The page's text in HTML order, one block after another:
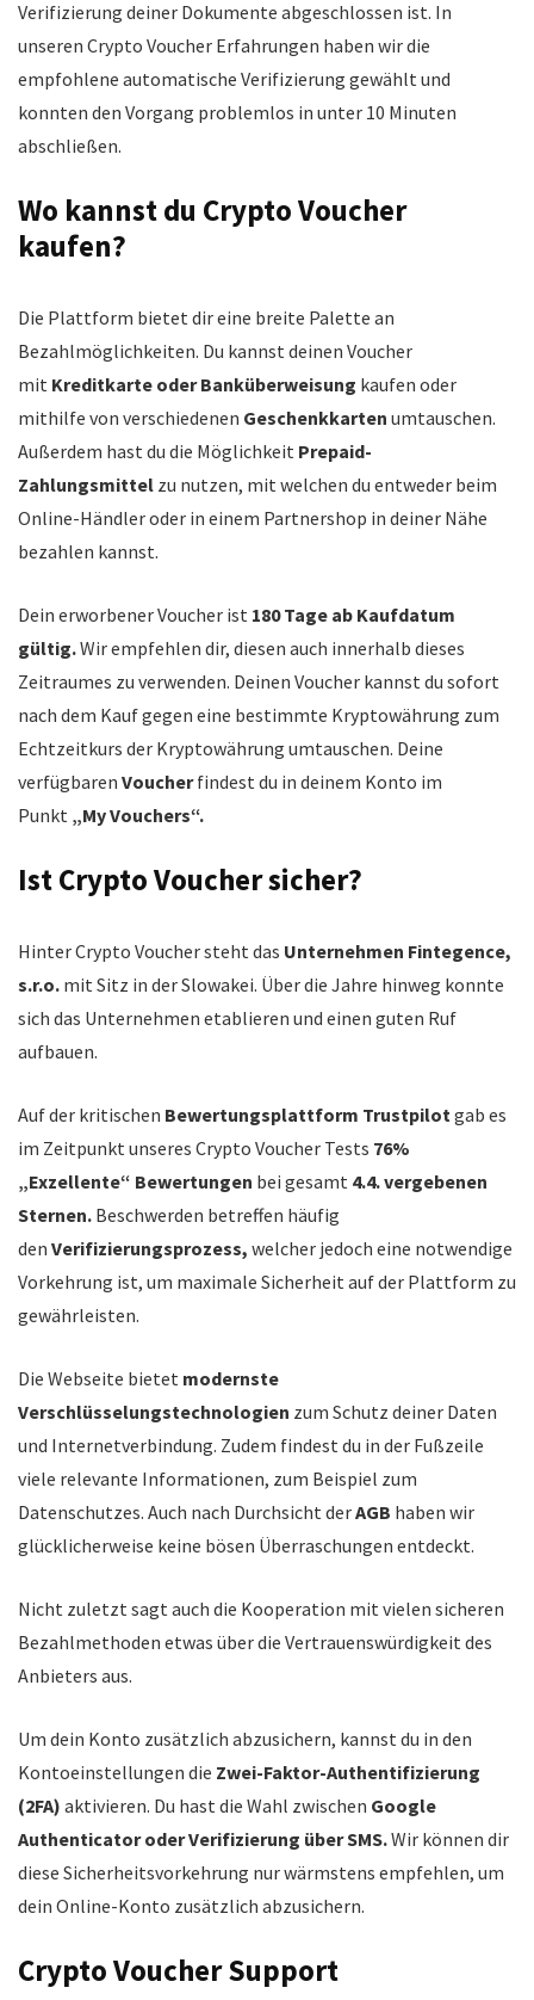
Verifizierung deiner Dokumente abgeschlossen ist. In
unseren Crypto Voucher Erfahrungen haben wir die
empfohlene automatische Verifizierung gewählt und
konnten den Vorgang problemlos in unter 10 Minuten
abschließen.
Wo kannst du Crypto Voucher
kaufen?
Die Plattform bietet dir eine breite Palette an
Bezahlmöglichkeiten. Du kannst deinen Voucher
mit Kreditkarte oder Banküberweisung kaufen oder
mithilfe von verschiedenen Geschenkkarten umtauschen.
Außerdem hast du die Möglichkeit Prepaid-
Zahlungsmittel zu nutzen, mit welchen du entweder beim
Online-Händler oder in einem Partnershop in deiner Nähe
bezahlen kannst.
Dein erworbener Voucher ist 180 Tage ab Kaufdatum
gültig.Wir empfehlen dir, diesen auch innerhalb dieses
Zeitraumes zu verwenden. Deinen Voucher kannst du sofort
nach dem Kauf gegen eine bestimmte Kryptowährung zum
Echtzeitkurs der Kryptowährung umtauschen. Deine
verfügbaren Voucherfindest du in deinem Konto im
Punkt „My Vouchers“.
Ist Crypto Voucher sicher?
Hinter Crypto Voucher steht das Unternehmen Fintegence,
s.r.o. mit Sitz in der Slowakei. Über die Jahre hinweg konnte
sich das Unternehmen etablieren und einen guten Ruf
aufbauen.
Auf der kritischen Bewertungsplattform Trustpilotgab es
im Zeitpunkt unseres Crypto Voucher Tests 76%
„Exzellente“ Bewertungen bei gesamt 4.4. vergebenen
Sternen. Beschwerden betreffen häufig
den Verifizierungsprozess, welcher jedoch eine notwendige
Vorkehrung ist, um maximale Sicherheit auf der Plattform zu
gewährleisten.
Die Webseite bietet modernste
Verschlüsselungstechnologien zum Schutz deiner Daten
und Internetverbindung. Zudem findest du in der Fußzeile
viele relevante Informationen, zum Beispiel zum
Datenschutzes. Auch nach Durchsicht derAGB haben wir
glücklicherweise keine bösen Überraschungen entdeckt.
Nicht zuletzt sagt auch die Kooperation mit vielen sicheren
Bezahlmethoden etwas über die Vertrauenswürdigkeit des
Anbieters aus.
Um dein Konto zusätzlich abzusichern, kannst du in den
Kontoeinstellungen die Zwei-Faktor-Authentifizierung
(2FA) aktivieren. Du hast die Wahl zwischen Google
Authenticator oder Verifizierung über SMS.Wir können dir
diese Sicherheitsvorkehrung nur wärmstens empfehlen, um
dein Online-Konto zusätzlich abzusichern.
Crypto Voucher Support